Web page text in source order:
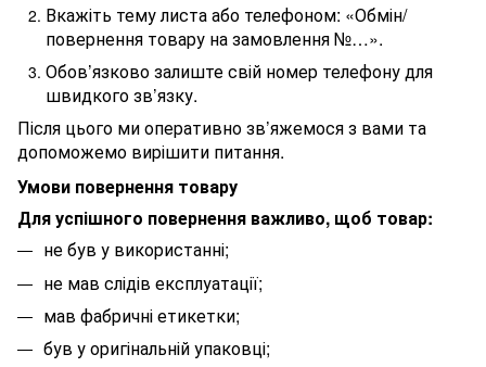
Вкажіть тему листа або телефоном: «Обмін/
повернення товару на замовлення №…».
Обов’язково залиште свій номер телефону для
швидкого зв’язку.
Після цього ми оперативно зв’яжемося з вами та
допоможемо вирішити питання.
Умови повернення товару
Для успішного повернення важливо, щоб товар:
не був у використанні;
не мав слідів експлуатації;
мав фабричні етикетки;
був у оригінальній упаковці;